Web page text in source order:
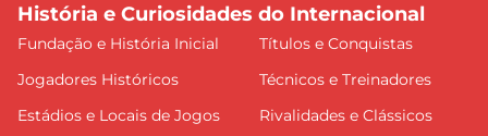
História e Curiosidades do Internacional
Fundação e História Inicial
Títulos e Conquistas
Jogadores Históricos
Técnicos e Treinadores
Estádios e Locais de Jogos
Rivalidades e Clássicos